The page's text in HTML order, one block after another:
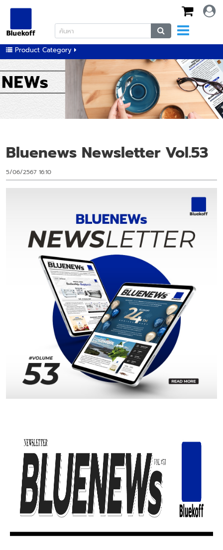
Product Category
Bluenews Newsletter Vol.53
5/06/2567 16:10